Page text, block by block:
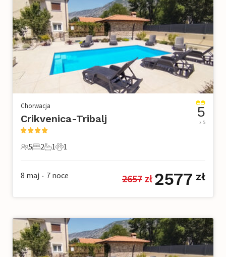
Chorwacja
Crikvenica-Tribalj
5 Goście
5
2 Sypialnie
2
1 Łazienka
1
1 Zwierzę domowe
1
5
z 5
8 maj • 7 noce 2657 zł 2577 zł